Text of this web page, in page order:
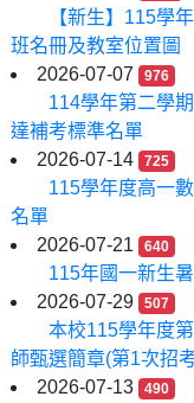
【新生】115學
班名冊及教室位置圖
2026-07-07
976
114學年第二學
達補考標準名單
2026-07-14
725
115學年度高一
名單
2026-07-21
640
115年國一新生
2026-07-29
507
本校115學年度
師甄選簡章(第1次招
2026-07-13
490